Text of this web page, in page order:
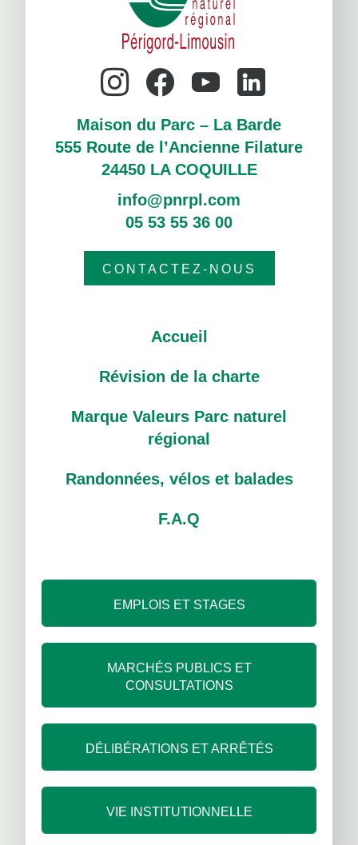
Maison du Parc – La Barde
555 Route de l’Ancienne Filature
24450 LA COQUILLE
info@pnrpl.com
05 53 55 36 00
CONTACTEZ-NOUS
Accueil
Révision de la charte
Marque Valeurs Parc naturel
régional
Randonnées, vélos et balades
F.A.Q
EMPLOIS ET STAGES
MARCHÉS PUBLICS ET
CONSULTATIONS
DÉLIBÉRATIONS ET ARRÊTÉS
VIE INSTITUTIONNELLE